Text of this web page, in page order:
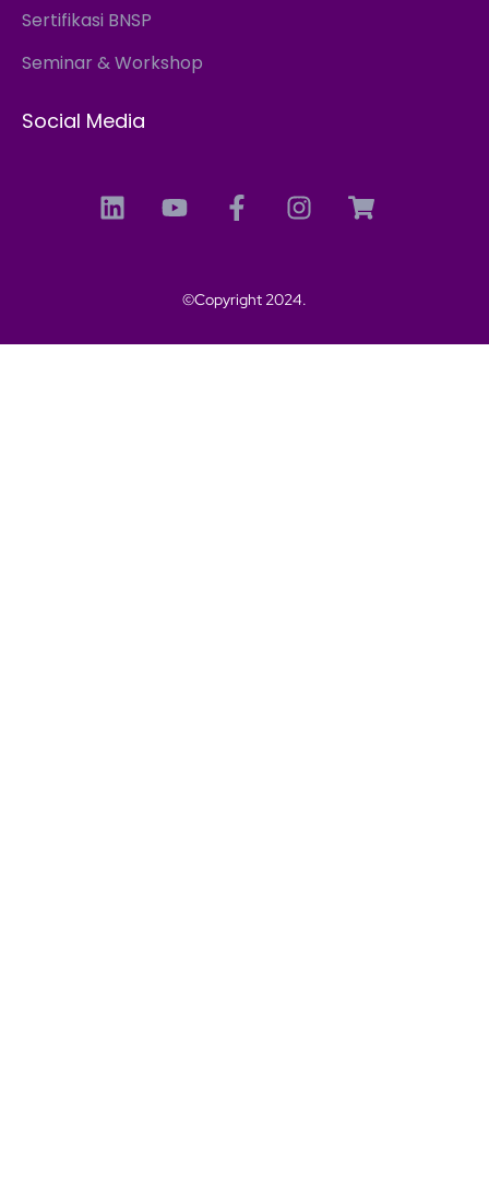
Sertifikasi BNSP
Seminar & Workshop
Social Media
©Copyright 2024.